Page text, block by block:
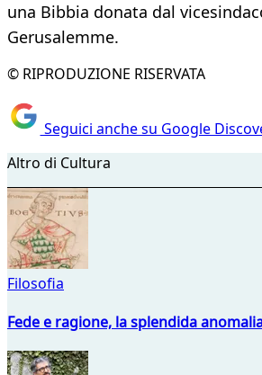
una Bibbia donata dal
Gerusalemme.
© RIPRODUZIONE RISERVATA
Seguici anche su Google
Altro di Cultura
Filosofia
Fede e ragione, la splendida